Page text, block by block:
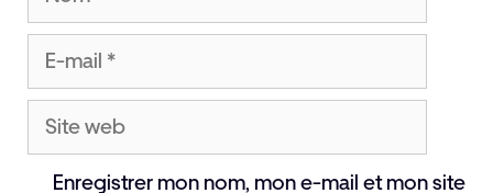
mail
Site
web
Enregistrer mon nom, mon e-mail et mon site